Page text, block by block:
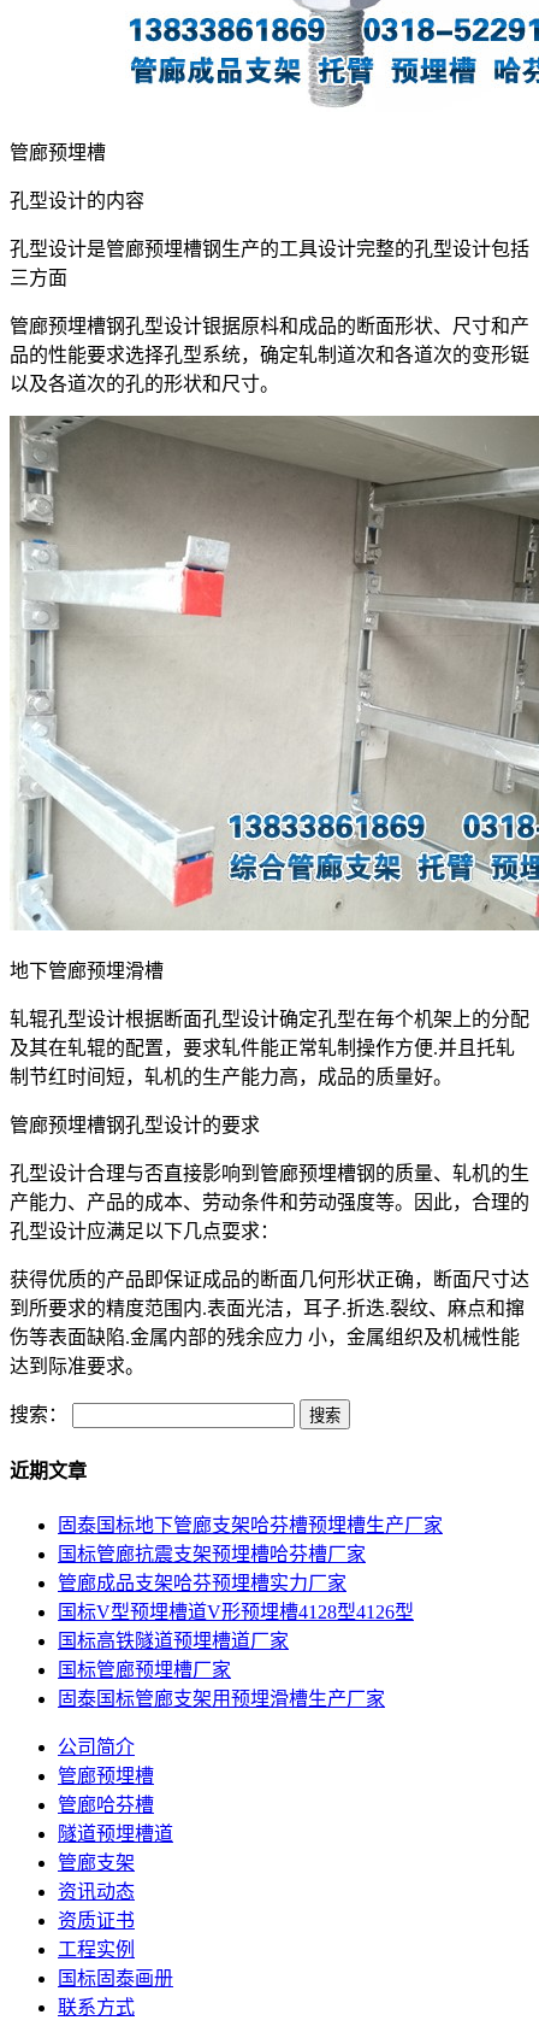
管廊预埋槽
孔型设计的内容
孔型设计是管廊预埋槽钢生产的工具设计完整的孔型设计包括
三方面
管廊预埋槽钢孔型设计银据原枓和成品的断面形状、尺寸和产
品的性能要求选择孔型系统，确定轧制道次和各道次的变形铤
以及各道次的孔的形状和尺寸。
地下管廊预埋滑槽
轧辊孔型设计根据断面孔型设计确定孔型在毎个机架上的分配
及其在轧辊的配置，要求轧件能正常轧制操作方便.并且托轧
制节红时间短，轧机的生产能力高，成品的质量好。
管廊预埋槽钢孔型设计的要求
孔型设计合理与否直接影响到管廊预埋槽钢的质量、轧机的生
产能力、产品的成本、劳动条件和劳动强度等。因此，合理的
孔型设计应满足以下几点耍求：
获得优质的产品即保证成品的断面几何形状正确，断面尺寸达
到所要求的精度范围内.表面光洁，耳子.折迭.裂纹、麻点和撺
伤等表面缺陷.金属内部的残余应力 小，金属组织及机械性能
达到际准要求。
搜索：
近期文章
固泰国标地下管廊支架哈芬槽预埋槽生产厂家
国标管廊抗震支架预埋槽哈芬槽厂家
管廊成品支架哈芬预埋槽实力厂家
国标V型预埋槽道V形预埋槽4128型4126型
国标高铁隧道预埋槽道厂家
国标管廊预埋槽厂家
固泰国标管廊支架用预埋滑槽生产厂家
公司简介
管廊预埋槽
管廊哈芬槽
隧道预埋槽道
管廊支架
资讯动态
资质证书
工程实例
国标固泰画册
联系方式